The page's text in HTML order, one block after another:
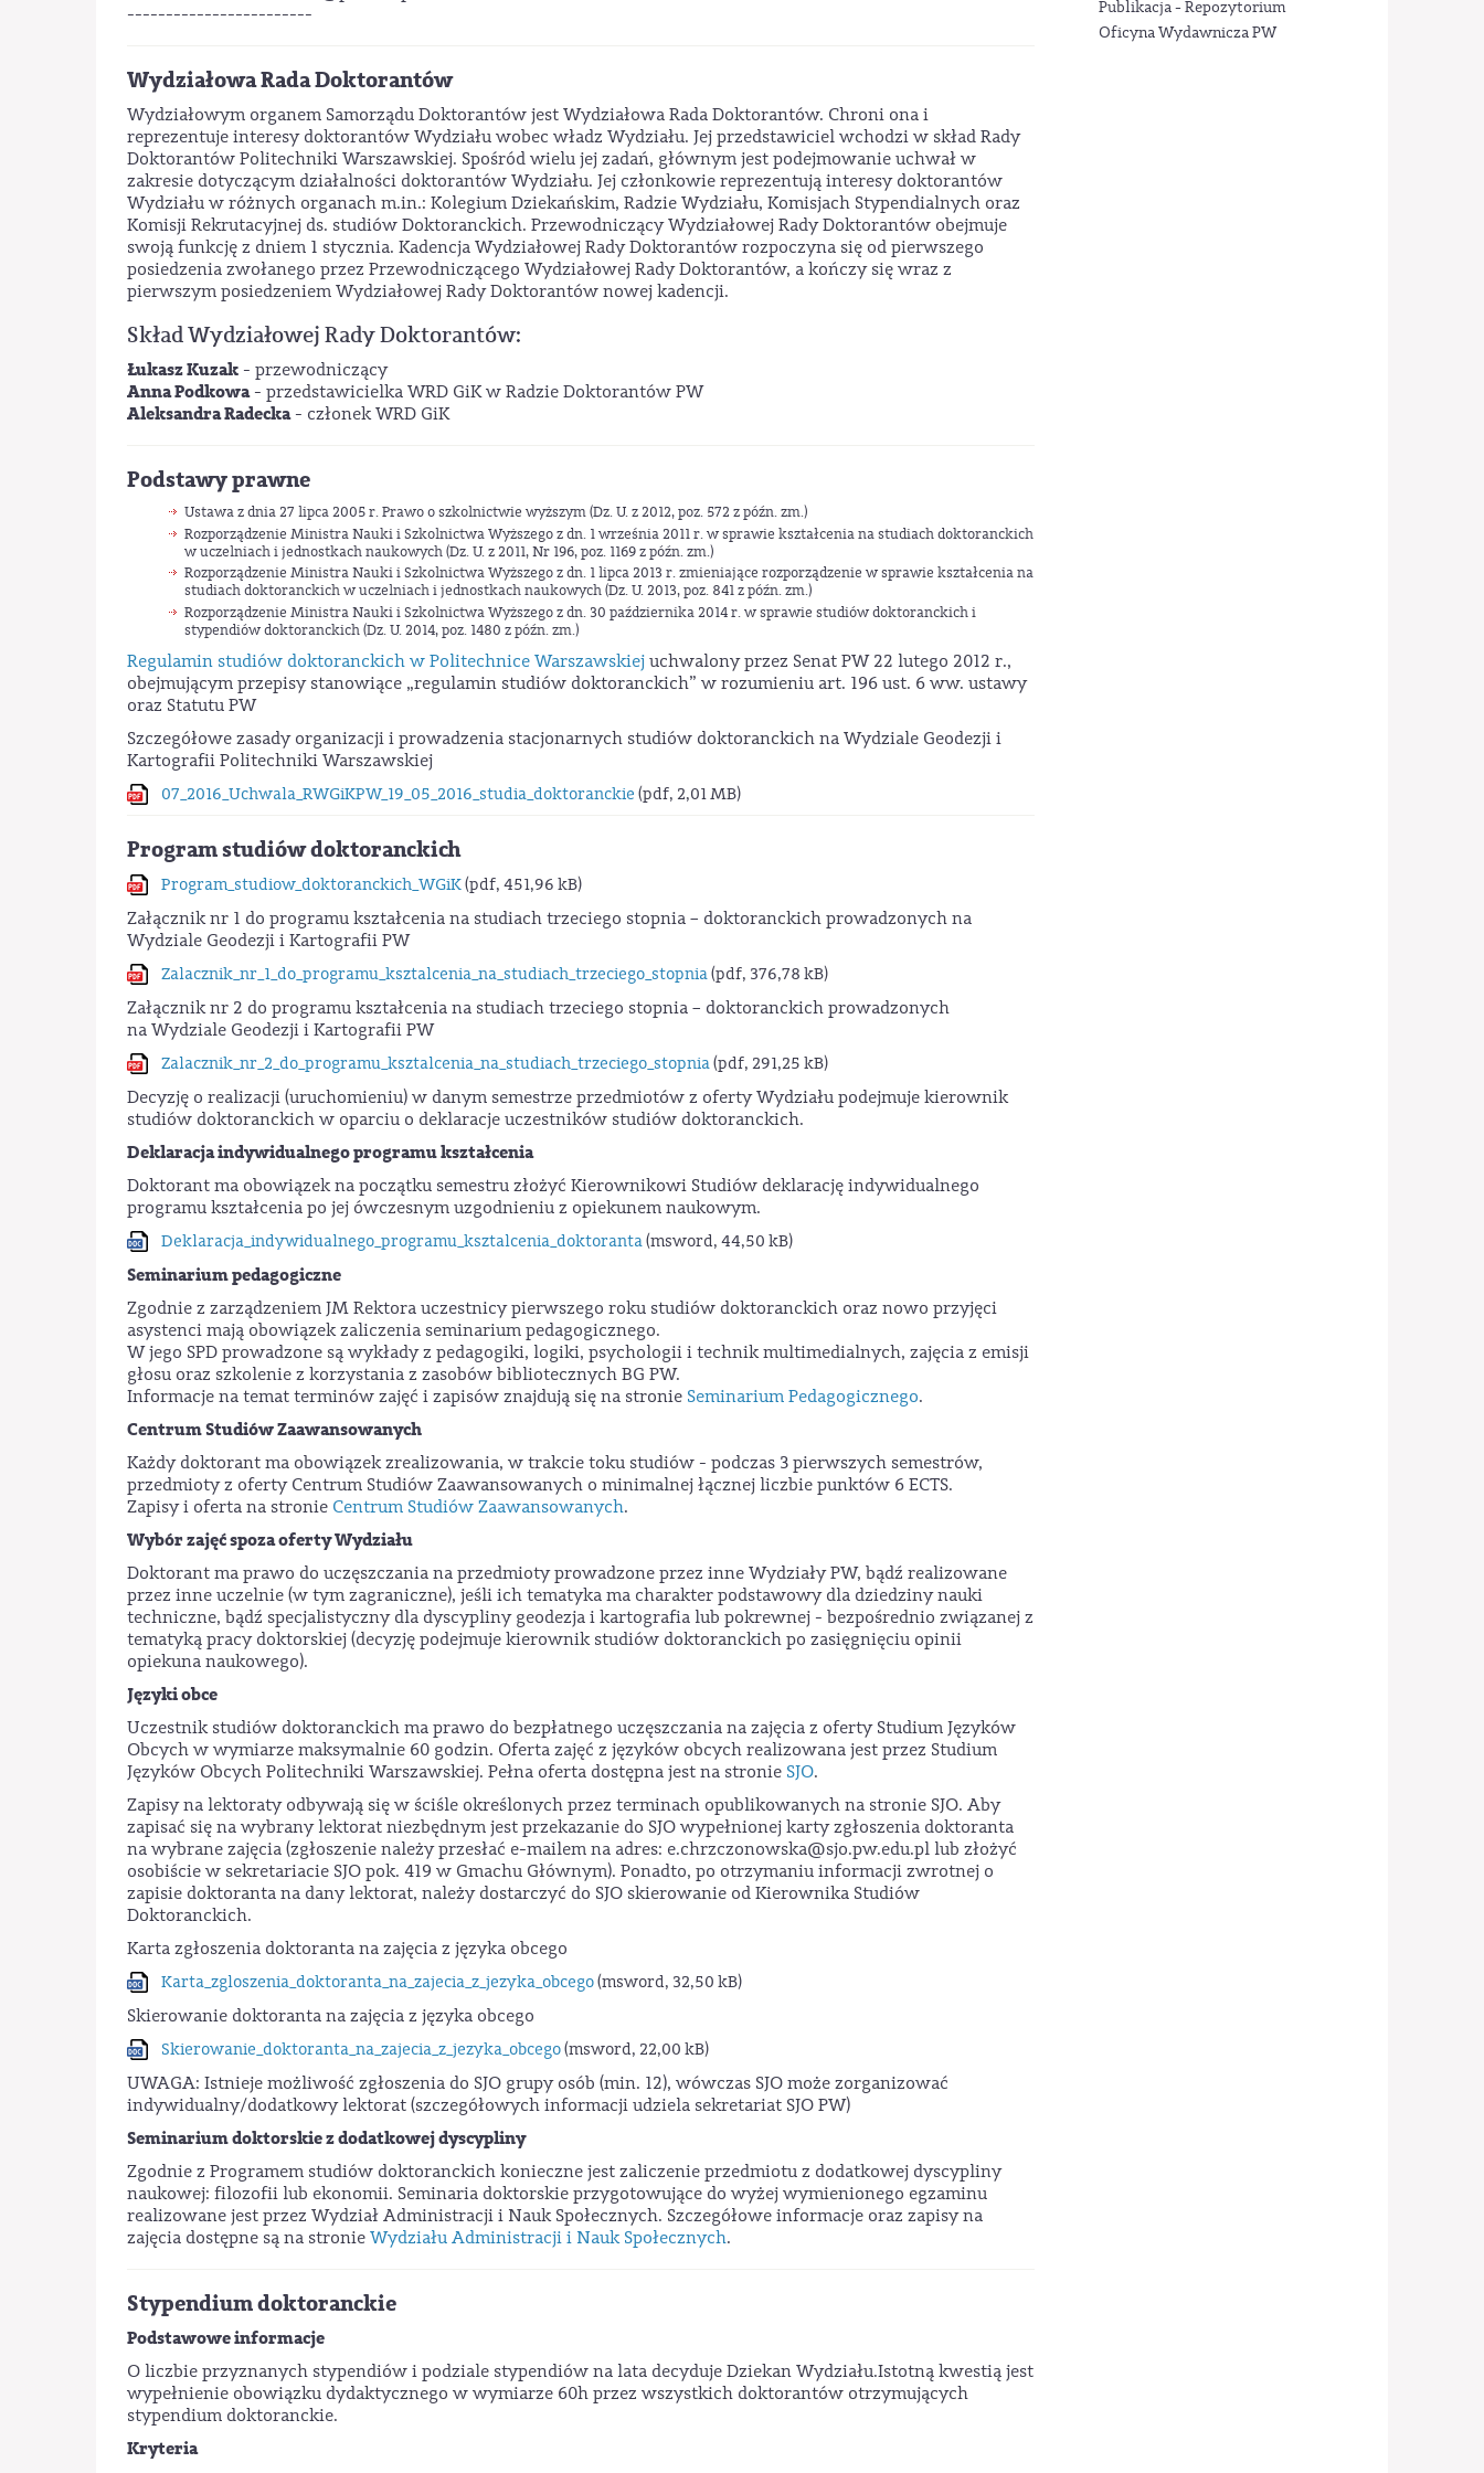
Publikacja - Repozytorium
Oficyna Wydawnicza PW
------------------------
Wydziałowa Rada Doktorantów
Wydziałowym organem Samorządu Doktorantów jest Wydziałowa Rada Doktorantów. Chroni ona i
reprezentuje interesy doktorantów Wydziału wobec władz Wydziału. Jej przedstawiciel wchodzi w skład Rady
Doktorantów Politechniki Warszawskiej. Spośród wielu jej zadań, głównym jest podejmowanie uchwał w
zakresie dotyczącym działalności doktorantów Wydziału. Jej członkowie reprezentują interesy doktorantów
Wydziału w różnych organach m.in.: Kolegium Dziekańskim, Radzie Wydziału, Komisjach Stypendialnych oraz
Komisji Rekrutacyjnej ds. studiów Doktoranckich. Przewodniczący Wydziałowej Rady Doktorantów obejmuje
swoją funkcję z dniem 1 stycznia. Kadencja Wydziałowej Rady Doktorantów rozpoczyna się od pierwszego
posiedzenia zwołanego przez Przewodniczącego Wydziałowej Rady Doktorantów, a kończy się wraz z
pierwszym posiedzeniem Wydziałowej Rady Doktorantów nowej kadencji.
Skład Wydziałowej Rady Doktorantów:
Łukasz Kuzak - przewodniczący
Anna Podkowa- przedstawicielka WRD GiK w Radzie Doktorantów PW
Aleksandra Radecka- członek WRD GiK
Podstawy prawne
Ustawa z dnia 27 lipca 2005 r. Prawo o szkolnictwie wyższym (Dz. U. z 2012, poz. 572 z późn. zm.)
Rozporządzenie Ministra Nauki i Szkolnictwa Wyższego z dn. 1 września 2011 r. w sprawie kształcenia na studiach doktoranckich
w uczelniach i jednostkach naukowych (Dz. U. z 2011, Nr 196, poz. 1169 z późn. zm.)
Rozporządzenie Ministra Nauki i Szkolnictwa Wyższego z dn. 1 lipca 2013 r. zmieniające rozporządzenie w sprawie kształcenia na
studiach doktoranckich w uczelniach i jednostkach naukowych (Dz. U. 2013, poz. 841 z późn. zm.)
Rozporządzenie Ministra Nauki i Szkolnictwa Wyższego z dn. 30 października 2014 r. w sprawie studiów doktoranckich i
stypendiów doktoranckich (Dz. U. 2014, poz. 1480 z późn. zm.)
Regulamin studiów doktoranckich w Politechnice Warszawskiej uchwalony przez Senat PW 22 lutego 2012 r.,
obejmującym przepisy stanowiące „regulamin studiów doktoranckich” w rozumieniu art. 196 ust. 6 ww. ustawy
oraz Statutu PW
Szczegółowe zasady organizacji i prowadzenia stacjonarnych studiów doktoranckich na Wydziale Geodezji i
Kartografii Politechniki Warszawskiej
07_2016_Uchwala_RWGiKPW_19_05_2016_studia_doktoranckie (pdf, 2,01 MB)
Program studiów doktoranckich
Program_studiow_doktoranckich_WGiK(pdf, 451,96 kB)
Załącznik nr 1 do programu kształcenia na studiach trzeciego stopnia – doktoranckich prowadzonych na
Wydziale Geodezji i Kartografii PW
Zalacznik_nr_1_do_programu_ksztalcenia_na_studiach_trzeciego_stopnia(pdf, 376,78 kB)
Załącznik nr 2 do programu kształcenia na studiach trzeciego stopnia – doktoranckich prowadzonych
na Wydziale Geodezji i Kartografii PW
Zalacznik_nr_2_do_programu_ksztalcenia_na_studiach_trzeciego_stopnia(pdf, 291,25 kB)
Decyzję o realizacji (uruchomieniu) w danym semestrze przedmiotów z oferty Wydziału podejmuje kierownik
studiów doktoranckich w oparciu o deklaracje uczestników studiów doktoranckich.
Deklaracja indywidualnego programu kształcenia
Doktorant ma obowiązek na początku semestru złożyć Kierownikowi Studiów deklarację indywidualnego
programu kształcenia po jej ówczesnym uzgodnieniu z opiekunem naukowym.
Deklaracja_indywidualnego_programu_ksztalcenia_doktoranta(msword, 44,50 kB)
Seminarium pedagogiczne
Zgodnie z zarządzeniem JM Rektora uczestnicy pierwszego roku studiów doktoranckich oraz nowo przyjęci
asystenci mają obowiązek zaliczenia seminarium pedagogicznego.
W jego SPD prowadzone są wykłady z pedagogiki, logiki, psychologii i technik multimedialnych, zajęcia z emisji
głosu oraz szkolenie z korzystania z zasobów bibliotecznych BG PW.
Informacje na temat terminów zajęć i zapisów znajdują się na stronie Seminarium Pedagogicznego.
Centrum Studiów Zaawansowanych
Każdy doktorant ma obowiązek zrealizowania, w trakcie toku studiów - podczas 3 pierwszych semestrów,
przedmioty z oferty Centrum Studiów Zaawansowanych o minimalnej łącznej liczbie punktów 6 ECTS.
Zapisy i oferta na stronie Centrum Studiów Zaawansowanych.
Wybór zajęć spoza oferty Wydziału
Doktorant ma prawo do uczęszczania na przedmioty prowadzone przez inne Wydziały PW, bądź realizowane
przez inne uczelnie (w tym zagraniczne), jeśli ich tematyka ma charakter podstawowy dla dziedziny nauki
techniczne, bądź specjalistyczny dla dyscypliny geodezja i kartografia lub pokrewnej - bezpośrednio związanej z
tematyką pracy doktorskiej (decyzję podejmuje kierownik studiów doktoranckich po zasięgnięciu opinii
opiekuna naukowego).
Języki obce
Uczestnik studiów doktoranckich ma prawo do bezpłatnego uczęszczania na zajęcia z oferty Studium Języków
Obcych w wymiarze maksymalnie 60 godzin. Oferta zajęć z języków obcych realizowana jest przez Studium
Języków Obcych Politechniki Warszawskiej. Pełna oferta dostępna jest na stronie SJO.
Zapisy na lektoraty odbywają się w ściśle określonych przez terminach opublikowanych na stronie SJO. Aby
zapisać się na wybrany lektorat niezbędnym jest przekazanie do SJO wypełnionej karty zgłoszenia doktoranta
na wybrane zajęcia (zgłoszenie należy przesłać e-mailem na adres: e.chrzczonowska@sjo.pw.edu.pl lub złożyć
osobiście w sekretariacie SJO pok. 419 w Gmachu Głównym). Ponadto, po otrzymaniu informacji zwrotnej o
zapisie doktoranta na dany lektorat, należy dostarczyć do SJO skierowanie od Kierownika Studiów
Doktoranckich.
Karta zgłoszenia doktoranta na zajęcia z języka obcego
Karta_zgloszenia_doktoranta_na_zajecia_z_jezyka_obcego(msword, 32,50 kB)
Skierowanie doktoranta na zajęcia z języka obcego
Skierowanie_doktoranta_na_zajecia_z_jezyka_obcego(msword, 22,00 kB)
UWAGA: Istnieje możliwość zgłoszenia do SJO grupy osób (min. 12), wówczas SJO może zorganizować
indywidualny/dodatkowy lektorat (szczegółowych informacji udziela sekretariat SJO PW)
Seminarium doktorskie z dodatkowej dyscypliny
Zgodnie z Programem studiów doktoranckich konieczne jest zaliczenie przedmiotu z dodatkowej dyscypliny
naukowej: filozofii lub ekonomii. Seminaria doktorskie przygotowujące do wyżej wymienionego egzaminu
realizowane jest przez Wydział Administracji i Nauk Społecznych. Szczegółowe informacje oraz zapisy na
zajęcia dostępne są na stronie Wydziału Administracji i Nauk Społecznych.
Stypendium doktoranckie
Podstawowe informacje
O liczbie przyznanych stypendiów i podziale stypendiów na lata decyduje Dziekan Wydziału.Istotną kwestią jest
wypełnienie obowiązku dydaktycznego w wymiarze 60h przez wszystkich doktorantów otrzymujących
stypendium doktoranckie.
Kryteria